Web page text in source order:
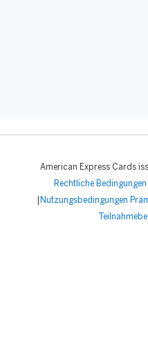
American Express Cards
Rechtliche
Nutzungsbedingungen